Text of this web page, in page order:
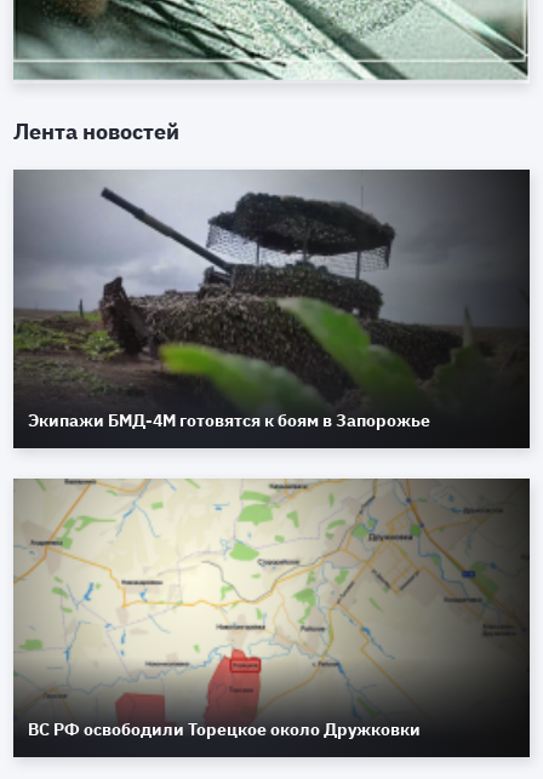
Лента новостей
Экипажи БМД-4М готовятся к боям в Запорожье
ВС РФ освободили Торецкое около Дружковки